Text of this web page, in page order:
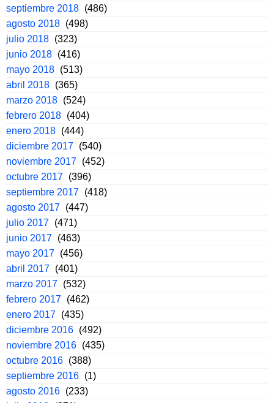
septiembre 2018 (486)
agosto 2018 (498)
julio 2018 (323)
junio 2018 (416)
mayo 2018 (513)
abril 2018 (365)
marzo 2018 (524)
febrero 2018 (404)
enero 2018 (444)
diciembre 2017 (540)
noviembre 2017 (452)
octubre 2017 (396)
septiembre 2017 (418)
agosto 2017 (447)
julio 2017 (471)
junio 2017 (463)
mayo 2017 (456)
abril 2017 (401)
marzo 2017 (532)
febrero 2017 (462)
enero 2017 (435)
diciembre 2016 (492)
noviembre 2016 (435)
octubre 2016 (388)
septiembre 2016 (1)
agosto 2016 (233)